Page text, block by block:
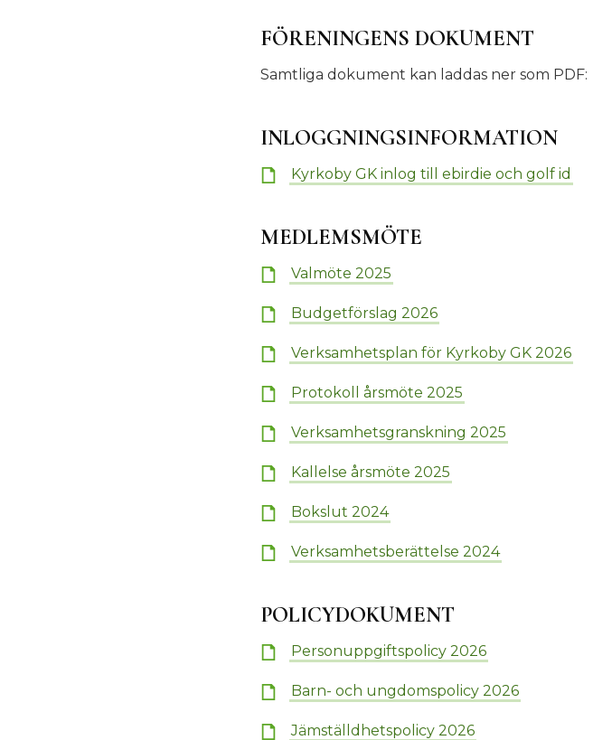
FÖRENINGENS DOKUMENT
Samtliga dokument kan laddas ner som PDF:
INLOGGNINGSINFORMATION
Kyrkoby GK inlog till ebirdie och golf id
MEDLEMSMÖTE
Valmöte 2025
Budgetförslag 2026
Verksamhetsplan för Kyrkoby GK 2026
Protokoll årsmöte 2025
Verksamhetsgranskning 2025
Kallelse årsmöte 2025
Bokslut 2024
Verksamhetsberättelse 2024
POLICYDOKUMENT
Personuppgiftspolicy 2026
Barn- och ungdomspolicy 2026
Jämställdhetspolicy 2026